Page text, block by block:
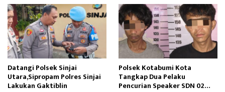
Datangi Polsek Sinjai
Utara,Sipropam Polres Sinjai
Lakukan Gaktiblin
Polsek Kotabumi Kota
Tangkap Dua Pelaku
Pencurian Speaker SDN 02